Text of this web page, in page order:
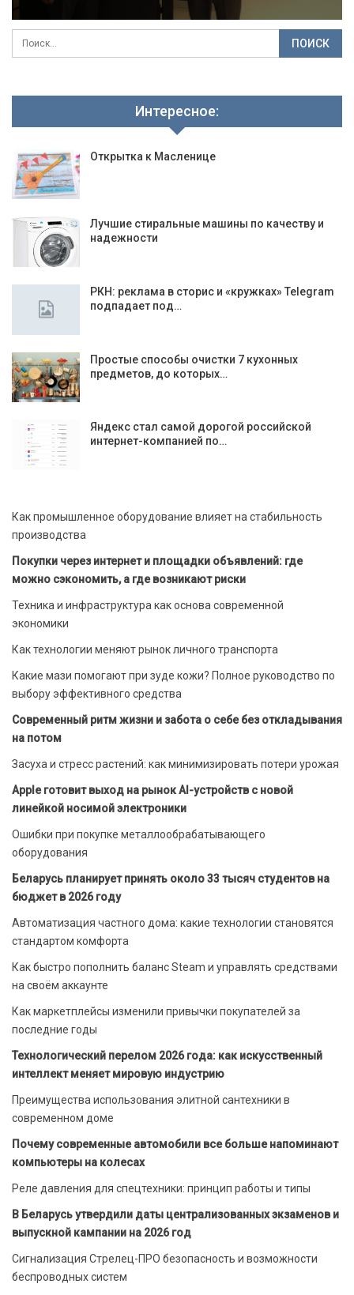
Интересное:
Открытка к Масленице
Лучшие стиральные машины по качеству и
надежности
РКН: реклама в сторис и «кружках» Telegram
подпадает под…
Простые способы очистки 7 кухонных
предметов, до которых…
Яндекс стал самой дорогой российской
интернет-компанией по…
Как промышленное оборудование влияет на стабильность
производства
Покупки через интернет и площадки объявлений: где
можно сэкономить, а где возникают риски
Техника и инфраструктура как основа современной
экономики
Как технологии меняют рынок личного транспорта
Какие мази помогают при зуде кожи? Полное руководство по
выбору эффективного средства
Современный ритм жизни и забота о себе без откладывания
на потом
Засуха и стресс растений: как минимизировать потери урожая
Apple готовит выход на рынок AI-устройств с новой
линейкой носимой электроники
Ошибки при покупке металлообрабатывающего
оборудования
Беларусь планирует принять около 33 тысяч студентов на
бюджет в 2026 году
Автоматизация частного дома: какие технологии становятся
стандартом комфорта
Как быстро пополнить баланс Steam и управлять средствами
на своём аккаунте
Как маркетплейсы изменили привычки покупателей за
последние годы
Технологический перелом 2026 года: как искусственный
интеллект меняет мировую индустрию
Преимущества использования элитной сантехники в
современном доме
Почему современные автомобили все больше напоминают
компьютеры на колесах
Реле давления для спецтехники: принцип работы и типы
В Беларусь утвердили даты централизованных экзаменов и
выпускной кампании на 2026 год
Сигнализация Стрелец-ПРО безопасность и возможности
беспроводных систем